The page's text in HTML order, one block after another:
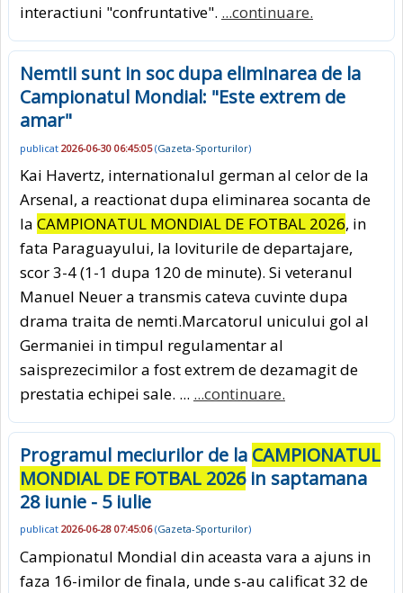
interactiuni "confruntative". ...continuare.
Nemtii sunt in soc dupa eliminarea de la
Campionatul Mondial: "Este extrem de
amar"
publicat 2026-06-30 06:45:05(Gazeta-Sporturilor)
Kai Havertz, internationalul german al celor de la
Arsenal, a reactionat dupa eliminarea socanta de
la CAMPIONATUL MONDIAL DE FOTBAL 2026, in
fata Paraguayului, la loviturile de departajare,
scor 3-4 (1-1 dupa 120 de minute). Si veteranul
Manuel Neuer a transmis cateva cuvinte dupa
drama traita de nemti.Marcatorul unicului gol al
Germaniei in timpul regulamentar al
saisprezecimilor a fost extrem de dezamagit de
prestatia echipei sale. ... ...continuare.
Programul meciurilor de la CAMPIONATUL
MONDIAL DE FOTBAL 2026in saptamana
28 iunie - 5 iulie
publicat 2026-06-28 07:45:06(Gazeta-Sporturilor)
Campionatul Mondial din aceasta vara a ajuns in
faza 16-imilor de finala, unde s-au calificat 32 de